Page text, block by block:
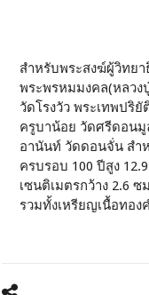
สำหรับพระสงฆ์ผู้วิทย
พระพรหมมงคล(หลวง
วัดโรงวัว พระเทพปริ
ครูบาน้อย วัดศรีดอนมู
อานันท์ วัดดอนจั่น สำ
ครบรอบ 100 ปีสูง
เซนติเมตรกว้าง 2.6
รวมทั้งเหรียญเนื้อทอง